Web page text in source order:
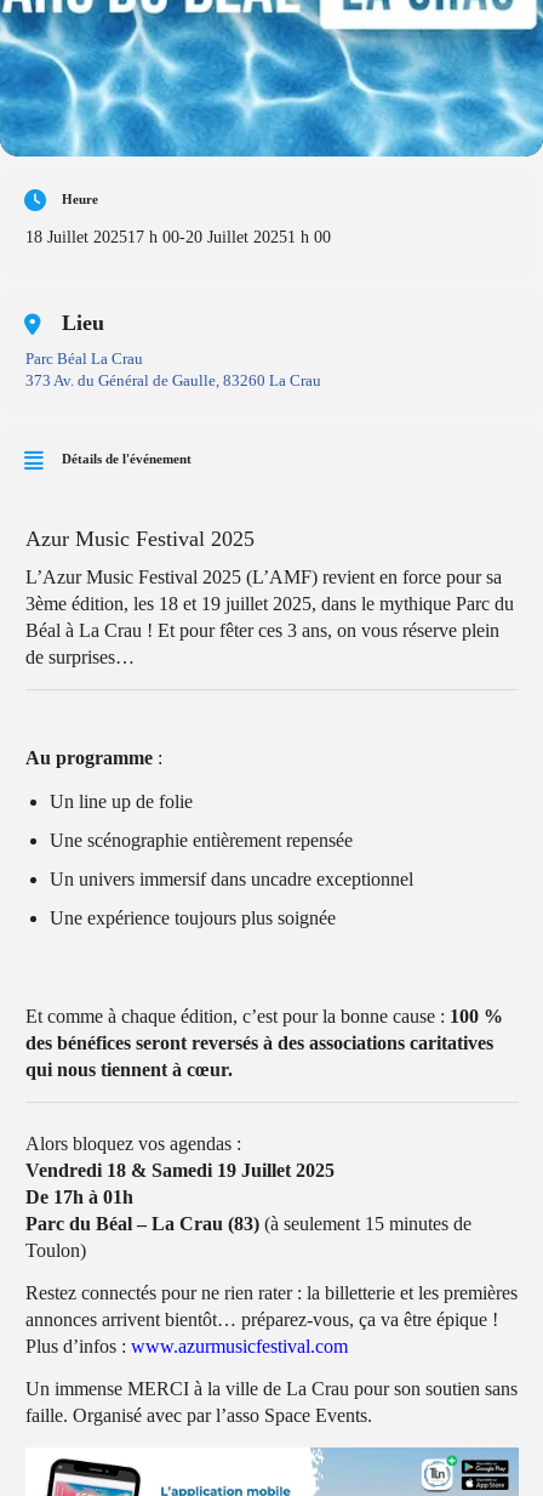
Heure
18 Juillet 202517 h 00-20 Juillet 20251 h 00
Lieu
Parc Béal La Crau
373 Av. du Général de Gaulle, 83260 La Crau
Détails de l'événement
Azur Music Festival 2025
L’Azur Music Festival 2025 (L’AMF) revient en force pour sa
3ème édition, les 18 et 19 juillet 2025, dans le mythique Parc du
Béal à La Crau ! Et pour fêter ces 3 ans, on vous réserve plein
de surprises…
Au programme :
Un line up de folie
Une scénographie entièrement repensée
Un univers immersif dans uncadre exceptionnel
Une expérience toujours plus soignée
Et comme à chaque édition, c’est pour la bonne cause : 100 %
des bénéfices seront reversés à des associations caritatives
qui nous tiennent à cœur.
Alors bloquez vos agendas :
Vendredi 18 & Samedi 19 Juillet 2025
De 17h à 01h
Parc du Béal – La Crau (83) (à seulement 15 minutes de
Toulon)
Restez connectés pour ne rien rater : la billetterie et les premières
annonces arrivent bientôt… préparez-vous, ça va être épique !
Plus d’infos : www.azurmusicfestival.com
Un immense MERCI à la ville de La Crau pour son soutien sans
faille. Organisé avec par l’asso Space Events.